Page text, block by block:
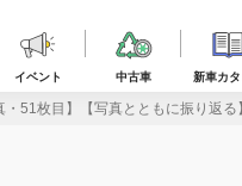
イベント 中古車 新車カ
・51枚目】【写真とともに振り返